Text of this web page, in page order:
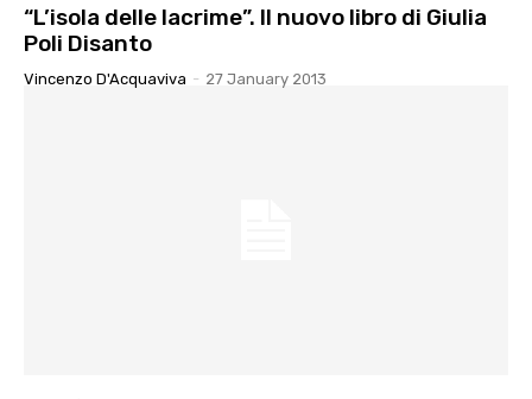
“L’isola delle lacrime”. Il nuovo libro di Giulia
Poli Disanto
Vincenzo D'Acquaviva - 27 January 2013